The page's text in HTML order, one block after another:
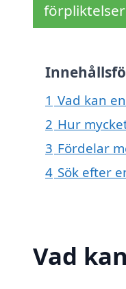
förpliktelser
1 Vad kan
2 Hur
3 Fördelar
4 Sök efter
Vad